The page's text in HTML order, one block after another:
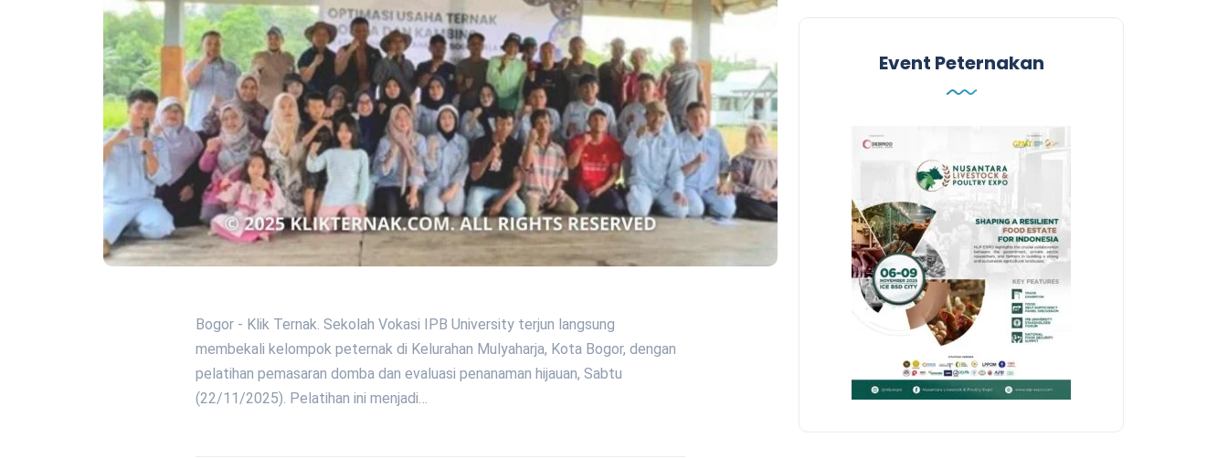
Bogor - Klik Ternak. Sekolah Vokasi IPB University terjun langsung
membekali kelompok peternak di Kelurahan Mulyaharja, Kota Bogor, dengan
pelatihan pemasaran domba dan evaluasi penanaman hijauan, Sabtu
(22/11/2025). Pelatihan ini menjadi…
Event Peternakan